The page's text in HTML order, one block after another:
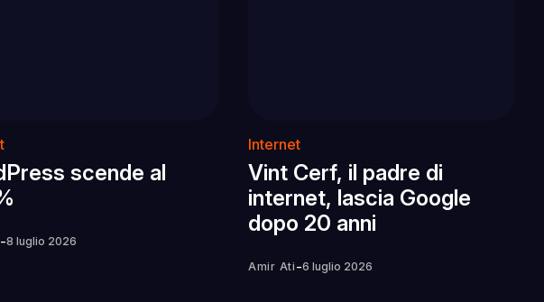
scende al
-8 luglio 2026
Internet
Vint Cerf, il padre di
internet, lascia Google
dopo 20 anni
Amir Ati -6 luglio 2026